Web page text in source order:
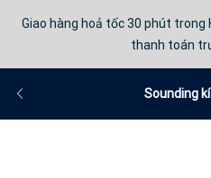
Giao hàng hoả tốc 30 phút trong
thanh toán
Sounding